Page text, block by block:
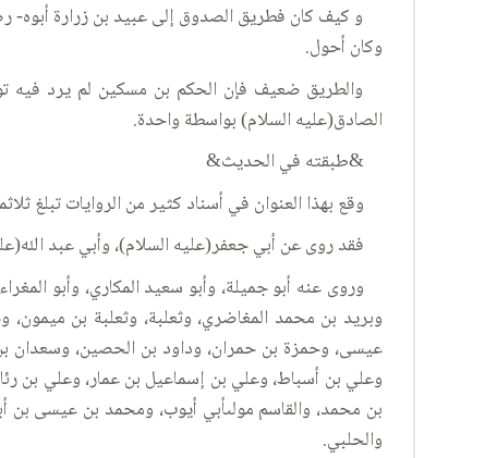
و كيف كان فطريق الصدوق إلى عبيد بن زرارة أبوه-
وكان أحول.
والطريق ضعيف فإن الحكم بن مسكين لم يرد فيه
الصادق(عليه السلام) بواسطة واحدة.
&طبقته في الحديث&
وقع بهذا العنوان في أسناد كثير من الروايات تبلغ
فقد روى عن أبي جعفر(عليه السلام)، وأبي عبد
وروى عنه أبو جميلة، وأبو سعيد المكاري، وأبو
وبريد بن محمد المغاضري، وثعلبة، وثعلبة بن
عيسى، وحمزة بن حمران، وداود بن الحصين، وسعدان
وعلي بن أسباط، وعلي بن إسماعيل بن عمار، وعلي بن
بن محمد، والقاسم مولىأبي أيوب، ومحمد بن عيسى
والحلبي.